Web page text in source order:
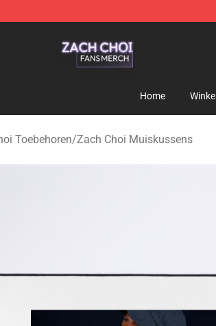
Home Winkel
Toebehoren/Zach Choi Muiskussens